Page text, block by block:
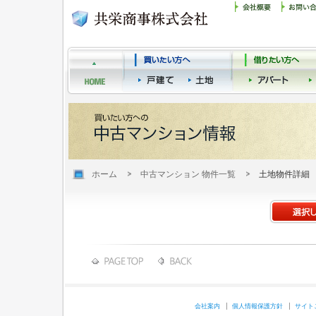
ホーム 中古マンション 物件一覧 土地物件詳細
会社案内 個人情報保護方針 サイト